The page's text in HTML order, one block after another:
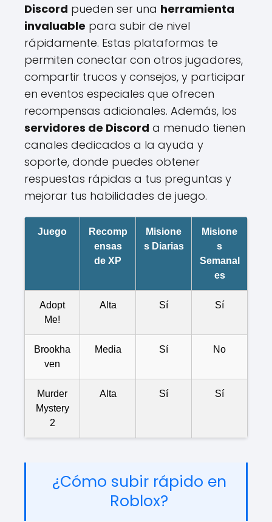
Discord pueden ser una herramienta
invaluable para subir de nivel
rápidamente. Estas plataformas te
permiten conectar con otros jugadores,
compartir trucos y consejos, y participar
en eventos especiales que ofrecen
recompensas adicionales. Además, los
servidores de Discord a menudo tienen
canales dedicados a la ayuda y
soporte, donde puedes obtener
respuestas rápidas a tus preguntas y
mejorar tus habilidades de juego.
Juego
Recomp
ensas
de XP
Misione
s Diarias
Misione
s
Semanal
es
Adopt
Me!
Alta Sí Sí
Brookha
ven
Media Sí No
Murder
Mystery
2
Alta Sí Sí
¿Cómo subir rápido en
Roblox?